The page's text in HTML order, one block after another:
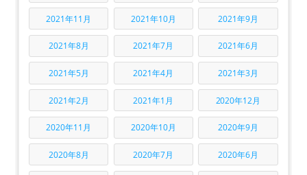
2021年11月 2021年10月 2021年9月
2021年8月 2021年7月 2021年6月
2021年5月 2021年4月 2021年3月
2021年2月 2021年1月 2020年12月
2020年11月 2020年10月 2020年9月
2020年8月 2020年7月 2020年6月